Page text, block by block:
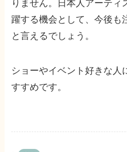
りません。日本人アーティ
躍する機会として、今後も
と言えるでしょう。
ショーやイベント好きな人
すすめです。